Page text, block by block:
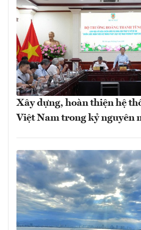
Xây dựng, hoàn thiện hệ
Việt Nam trong kỷ nguyên